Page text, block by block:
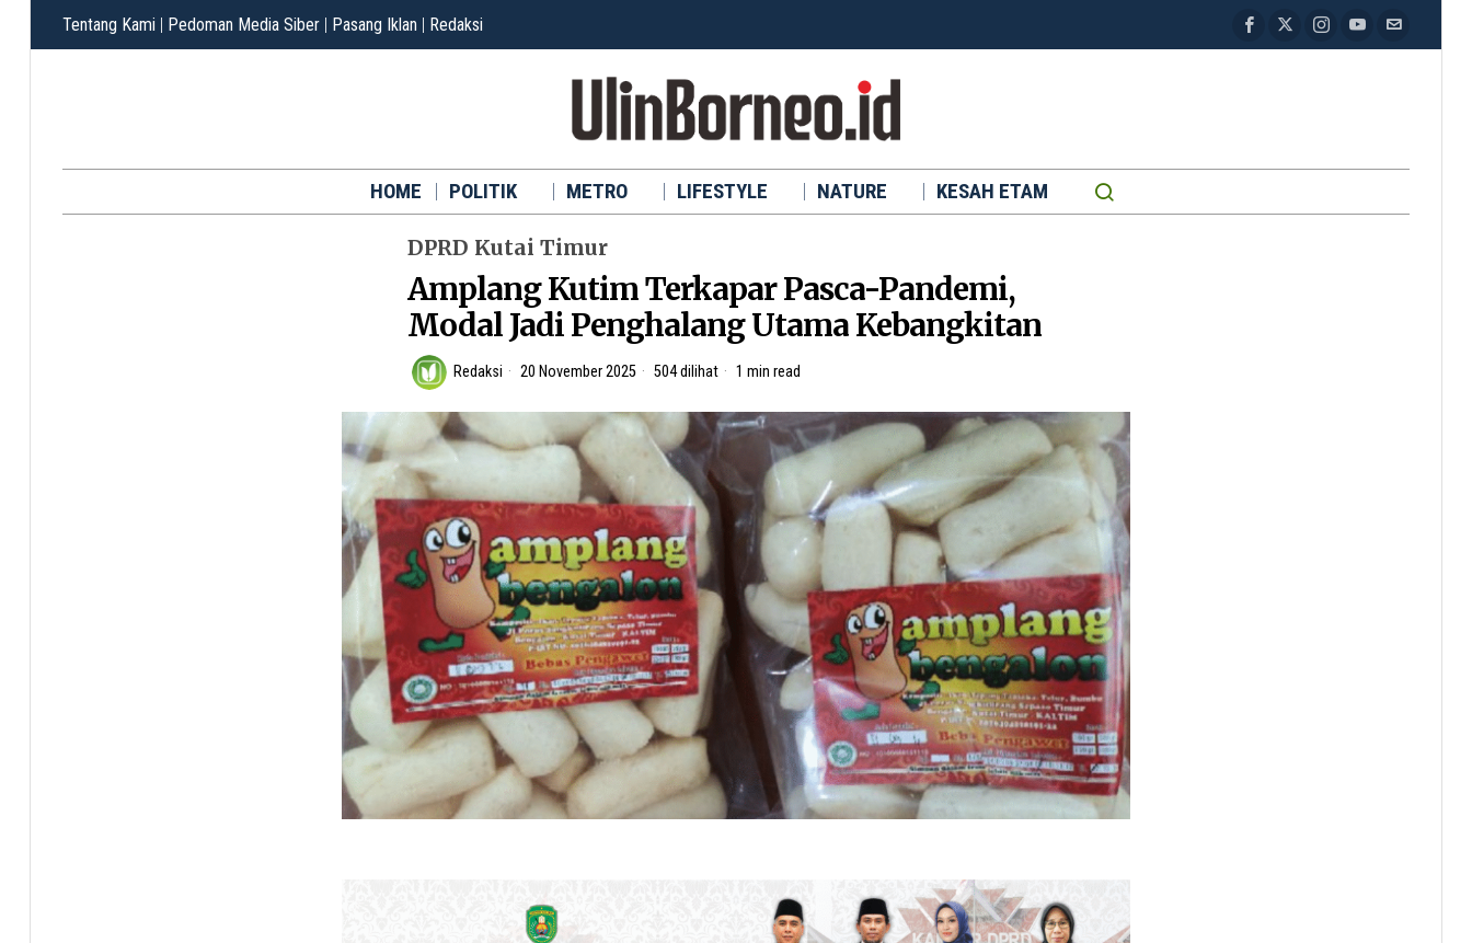
Tentang Kami | Pedoman Media Siber | Pasang Iklan | Redaksi
HOME POLITIK METRO LIFESTYLE NATURE KESAH ETAM
DPRD Kutai Timur
Amplang Kutim Terkapar Pasca-Pandemi,
Modal Jadi Penghalang Utama Kebangkitan
Redaksi 20 November 2025 504 dilihat 1 min read